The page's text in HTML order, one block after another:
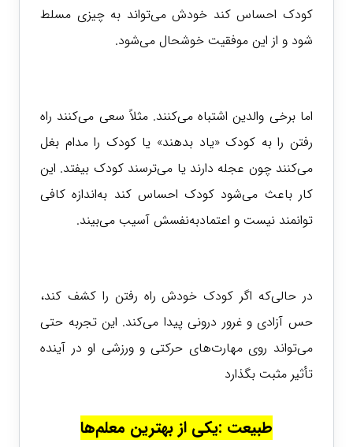
کودک احساس کند خودش می‌تواند به چیزی مسلط
شود و از این موفقیت خوشحال می‌شود.
اما برخی والدین اشتباه می‌کنند. مثلاً سعی می‌کنند راه
رفتن را به کودک «یاد بدهند» یا کودک را مدام بغل
می‌کنند چون عجله دارند یا می‌ترسند کودک بیفتد. این
کار باعث می‌شود کودک احساس کند به‌اندازه کافی
توانمند نیست و اعتمادبه‌نفسش آسیب می‌بیند.
در حالی‌که اگر کودک خودش راه رفتن را کشف کند،
حس آزادی و غرور درونی پیدا می‌کند. این تجربه حتی
می‌تواند روی مهارت‌های حرکتی و ورزشی او در آینده
تأثیر مثبت بگذارد
طبیعت :یکی از بهترین معلم‌ها